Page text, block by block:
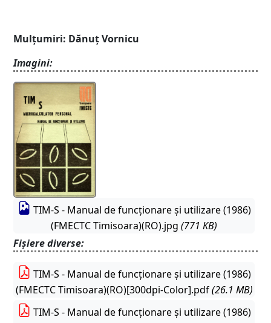
Mulțumiri: Dănuț Vornicu
Imagini:
TIM-S - Manual de funcționare și utilizare (1986)
(FMECTC Timisoara)(RO).jpg (771 KB)
Fișiere diverse:
TIM-S - Manual de funcționare și utilizare (1986)
(FMECTC Timisoara)(RO)[300dpi-Color].pdf(26.1 MB)
TIM-S - Manual de funcționare și utilizare (1986)